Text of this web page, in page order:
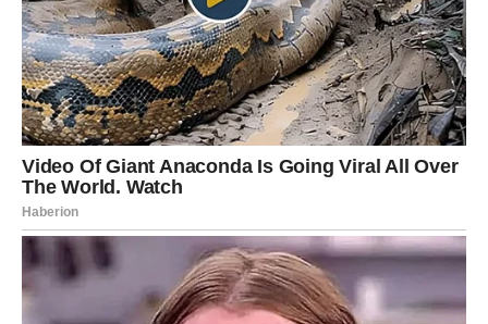
Ribe, 4. januar je vaš dan. Emocije su jake, ali nežne.
U vezi – romantika i razumevanje.
Slobodne Ribe mogu doživetisusret koji deluje kao san,
ali ima realan potencijal.
Čudo dana: